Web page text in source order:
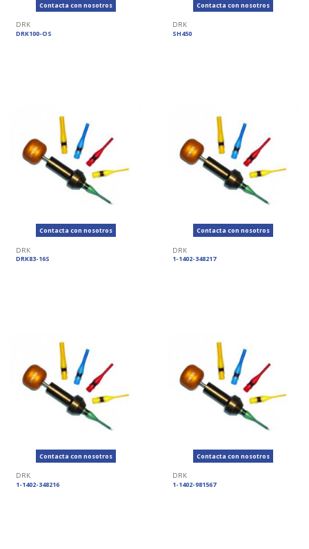
Contacta con nosotros
DRK
DRK100-OS
Contacta con nosotros
DRK
SH450
Contacta con nosotros
DRK
DRK83-16S
Contacta con nosotros
DRK
1-1402-348217
Contacta con nosotros
DRK
1-1402-348216
Contacta con nosotros
DRK
1-1402-981567